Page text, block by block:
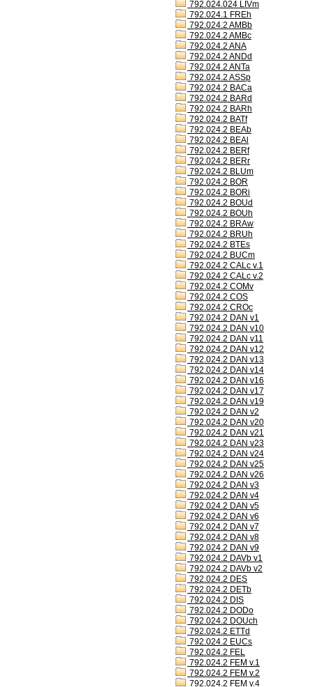
792.024.024 LIVm
792.024.1 FREh
792.024.2 AMBb
792.024.2 AMBc
792.024.2 ANA
792.024.2 ANDd
792.024.2 ANTa
792.024.2 ASSp
792.024.2 BACa
792.024.2 BARd
792.024.2 BARh
792.024.2 BATf
792.024.2 BEAb
792.024.2 BEAl
792.024.2 BERf
792.024.2 BERr
792.024.2 BLUm
792.024.2 BOR
792.024.2 BORi
792.024.2 BOUd
792.024.2 BOUh
792.024.2 BRAw
792.024.2 BRUh
792.024.2 BTEs
792.024.2 BUCm
792.024.2 CALc v.1
792.024.2 CALc v.2
792.024.2 COMv
792.024.2 COS
792.024.2 CROc
792.024.2 DAN v1
792.024.2 DAN v10
792.024.2 DAN v11
792.024.2 DAN v12
792.024.2 DAN v13
792.024.2 DAN v14
792.024.2 DAN v16
792.024.2 DAN v17
792.024.2 DAN v19
792.024.2 DAN v2
792.024.2 DAN v20
792.024.2 DAN v21
792.024.2 DAN v23
792.024.2 DAN v24
792.024.2 DAN v25
792.024.2 DAN v26
792.024.2 DAN v3
792.024.2 DAN v4
792.024.2 DAN v5
792.024.2 DAN v6
792.024.2 DAN v7
792.024.2 DAN v8
792.024.2 DAN v9
792.024.2 DAVb v1
792.024.2 DAVb v2
792.024.2 DES
792.024.2 DETb
792.024.2 DIS
792.024.2 DODo
792.024.2 DOUch
792.024.2 ETTd
792.024.2 EUCs
792.024.2 FEL
792.024.2 FEM v.1
792.024.2 FEM v.2
792.024.2 FEM v.4